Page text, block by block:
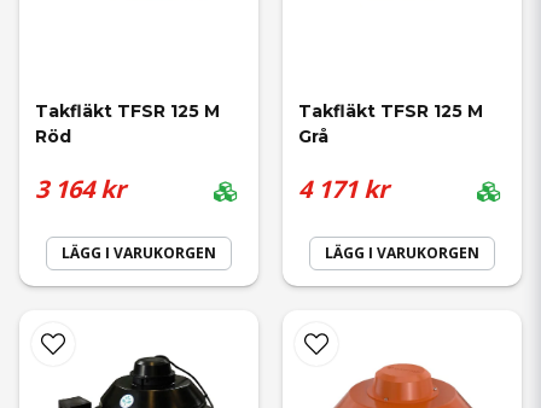
Takfläkt TFSR 125 M
Röd
3 164 kr
LÄGG I VARUKORGEN
Takfläkt TFSR 125 M
Grå
4 171 kr
LÄGG I VARUKORGEN